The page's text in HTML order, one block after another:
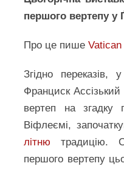
першого вертепу у
Про це пише
Згідно переказів,
Франциск
вертеп на згадку
Віфлеємі,
літню традицію.
першого вертепу